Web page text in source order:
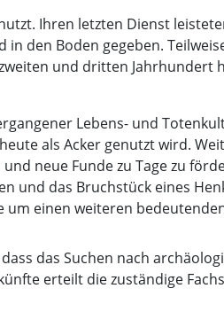
Ihren letzten Dienst
den Boden gegeben.
und dritten Jahrhundert
Lebens- und
als Acker genutzt wird.
neue Funde zu Tage zu
und das Bruchstück eines
einen weiteren
das Suchen nach
erteilt die zuständige